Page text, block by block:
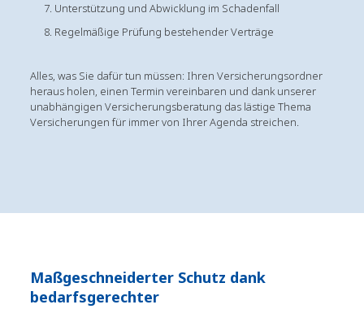
Unterstützung und Abwicklung im Schadenfall
Regelmäßige Prüfung bestehender Verträge
Alles, was Sie dafür tun müssen: Ihren Versicherungsordner
heraus holen, einen Termin vereinbaren und dank unserer
unabhängigen Versicherungsberatung das lästige Thema
Versicherungen für immer von Ihrer Agenda streichen.
Maßgeschneiderter Schutz dank
bedarfsgerechter